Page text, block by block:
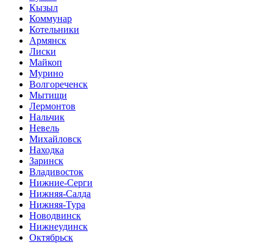
Кызыл
Коммунар
Котельники
Армянск
Лиски
Майкоп
Мурино
Волгореченск
Мытищи
Лермонтов
Нальчик
Невель
Михайловск
Находка
Заринск
Владивосток
Нижние-Серги
Нижняя-Салда
Нижняя-Тура
Новодвинск
Нижнеудинск
Октябрьск